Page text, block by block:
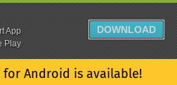
for Android is available!
App
Play
DOWNLOAD